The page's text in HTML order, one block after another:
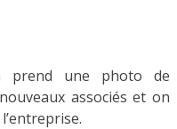
prend une photo de
associés et on